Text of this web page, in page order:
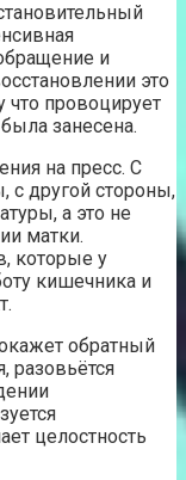
и
это
что провоцирует
занесена.
на пресс. С
с другой стороны,
а это не
матки.
которые у
кишечника и
обратный
разовьётся
целостность